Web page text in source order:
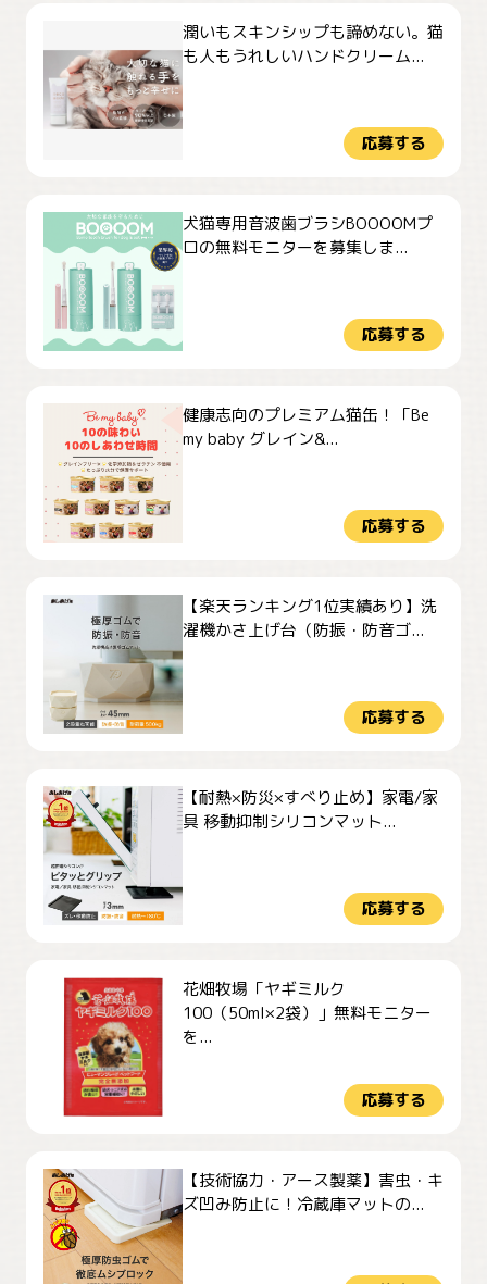
潤いもスキンシップも諦めない。猫
も人もうれしいハンドクリーム...
応募する
犬猫専用音波歯ブラシBOOOOMプ
ロの無料モニターを募集しま...
応募する
健康志向のプレミアム猫缶！「Be
my baby グレイン&...
応募する
【楽天ランキング1位実績あり】洗
濯機かさ上げ台（防振・防音ゴ...
応募する
【耐熱×防災×すべり止め】家電/家
具 移動抑制シリコンマット...
応募する
花畑牧場「ヤギミルク
100（50ml×2袋）」無料モニター
を...
応募する
【技術協力・アース製薬】害虫・キ
ズ凹み防止に！冷蔵庫マットの...